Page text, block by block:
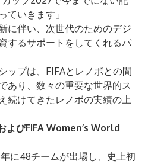
ていきます」
に伴い、次世代のためのデジ
するサポートをしてくれるパ
ップは、FIFAとレノボとの間
あり、数々の重要な世界的ス
続けてきたレノボの実績の上
びFIFA Women’s World
に48チームが出場し、史上初